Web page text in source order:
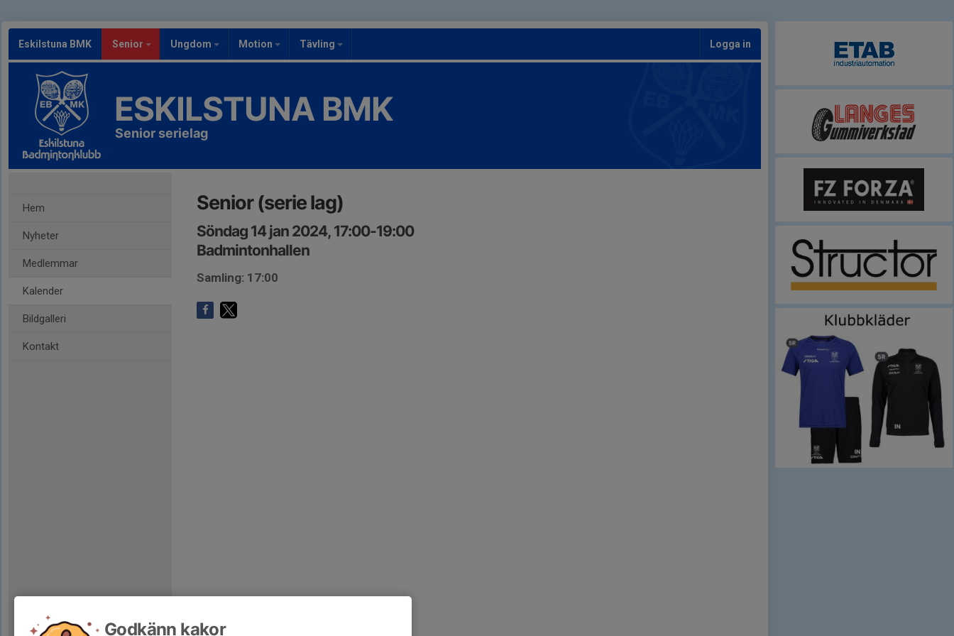
Eskilstuna BMK Senior Ungdom Motion Tävling Logga in
ESKILSTUNA BMK
Senior serielag
Hem
Nyheter
Medlemmar
Kalender
Bildgalleri
Kontakt
Senior (serie lag)
Söndag 14 jan 2024, 17:00-19:00
Badmintonhallen
Samling: 17:00
Godkänn kakor